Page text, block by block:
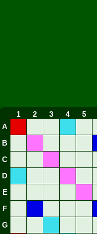
1 2 3 4 5
A
B
C
D
E
F
G